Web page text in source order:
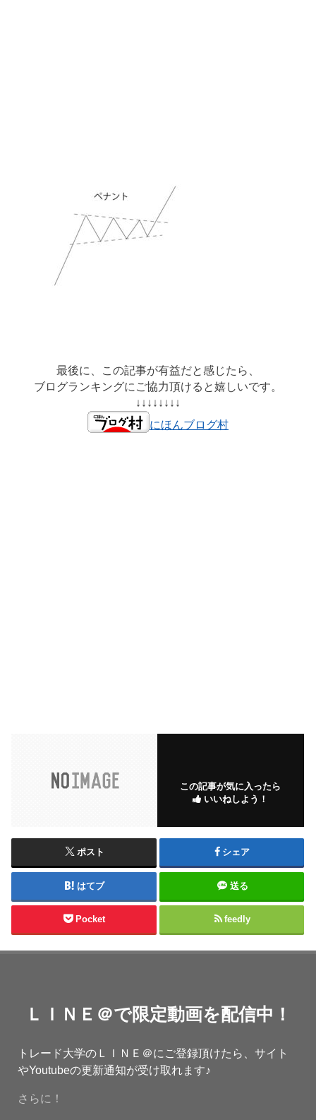
最後に、この記事が有益だと感じたら、
ブログランキングにご協力頂けると嬉しいです。
↓↓↓↓↓↓↓↓
にほんブログ村
この記事が気に入ったら
いいねしよう！
ポスト シェア
はてブ 送る
Pocket feedly
ＬＩＮＥ＠で限定動画を配信中！
トレード大学のＬＩＮＥ＠にご登録頂けたら、サイト
やYoutubeの更新通知が受け取れます♪
さらに！